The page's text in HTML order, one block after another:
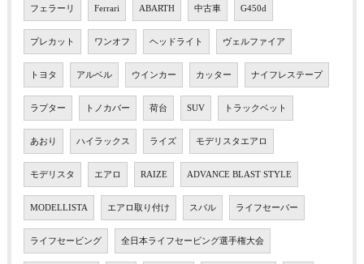
フェラーリ Ferrari ABARTH 中古車 G450d
プレカット ワンオフ ヘッドライト ヴェルファイア
トヨタ アルベル ウインカー カッター ナイフレステープ
ラプター トノカバー 荷台 SUV トラックベット
あおり ハイラックス ライズ モデリスタエアロ
モデリスタ エアロ RAIZE ADVANCE BLAST STYLE
MODELLISTA エアロ取り付け スバル ライフセーバー
ライフセービング 全日本ライフセービング選手権大会